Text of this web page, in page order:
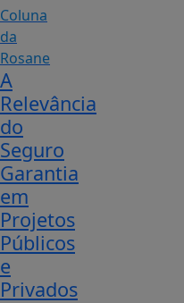
Coluna
da
Rosane
A
Relevância
do
Seguro
Garantia
em
Projetos
Públicos
e
Privados